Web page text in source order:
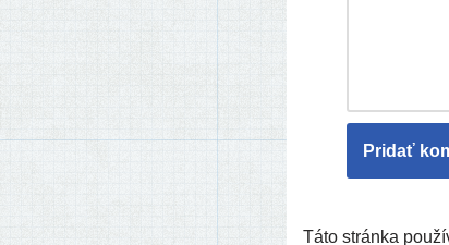
Táto stránka